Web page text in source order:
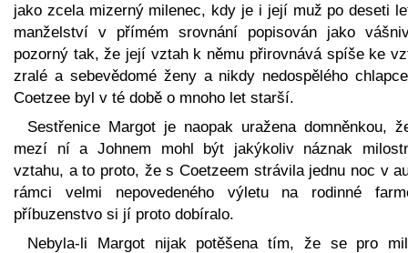
jako zcela mizerný milenec, kdy je i její muž po deseti
manželství v přímém srovnání popisován jako
pozorný tak, že její vztah k němu přirovnává spíše ke
zralé a sebevědomé ženy a nikdy nedospělého
Coetzee byl v té době o mnoho let starší.
Sestřenice Margot je naopak uražena domněnkou,
mezí ní a Johnem mohl být jakýkoliv náznak
vztahu, a to proto, že s Coetzeem strávila jednu noc v
rámci velmi nepovedeného výletu na rodinné
příbuzenstvo si jí proto dobíralo.
Nebyla-li Margot nijak potěšena tím, že se pro